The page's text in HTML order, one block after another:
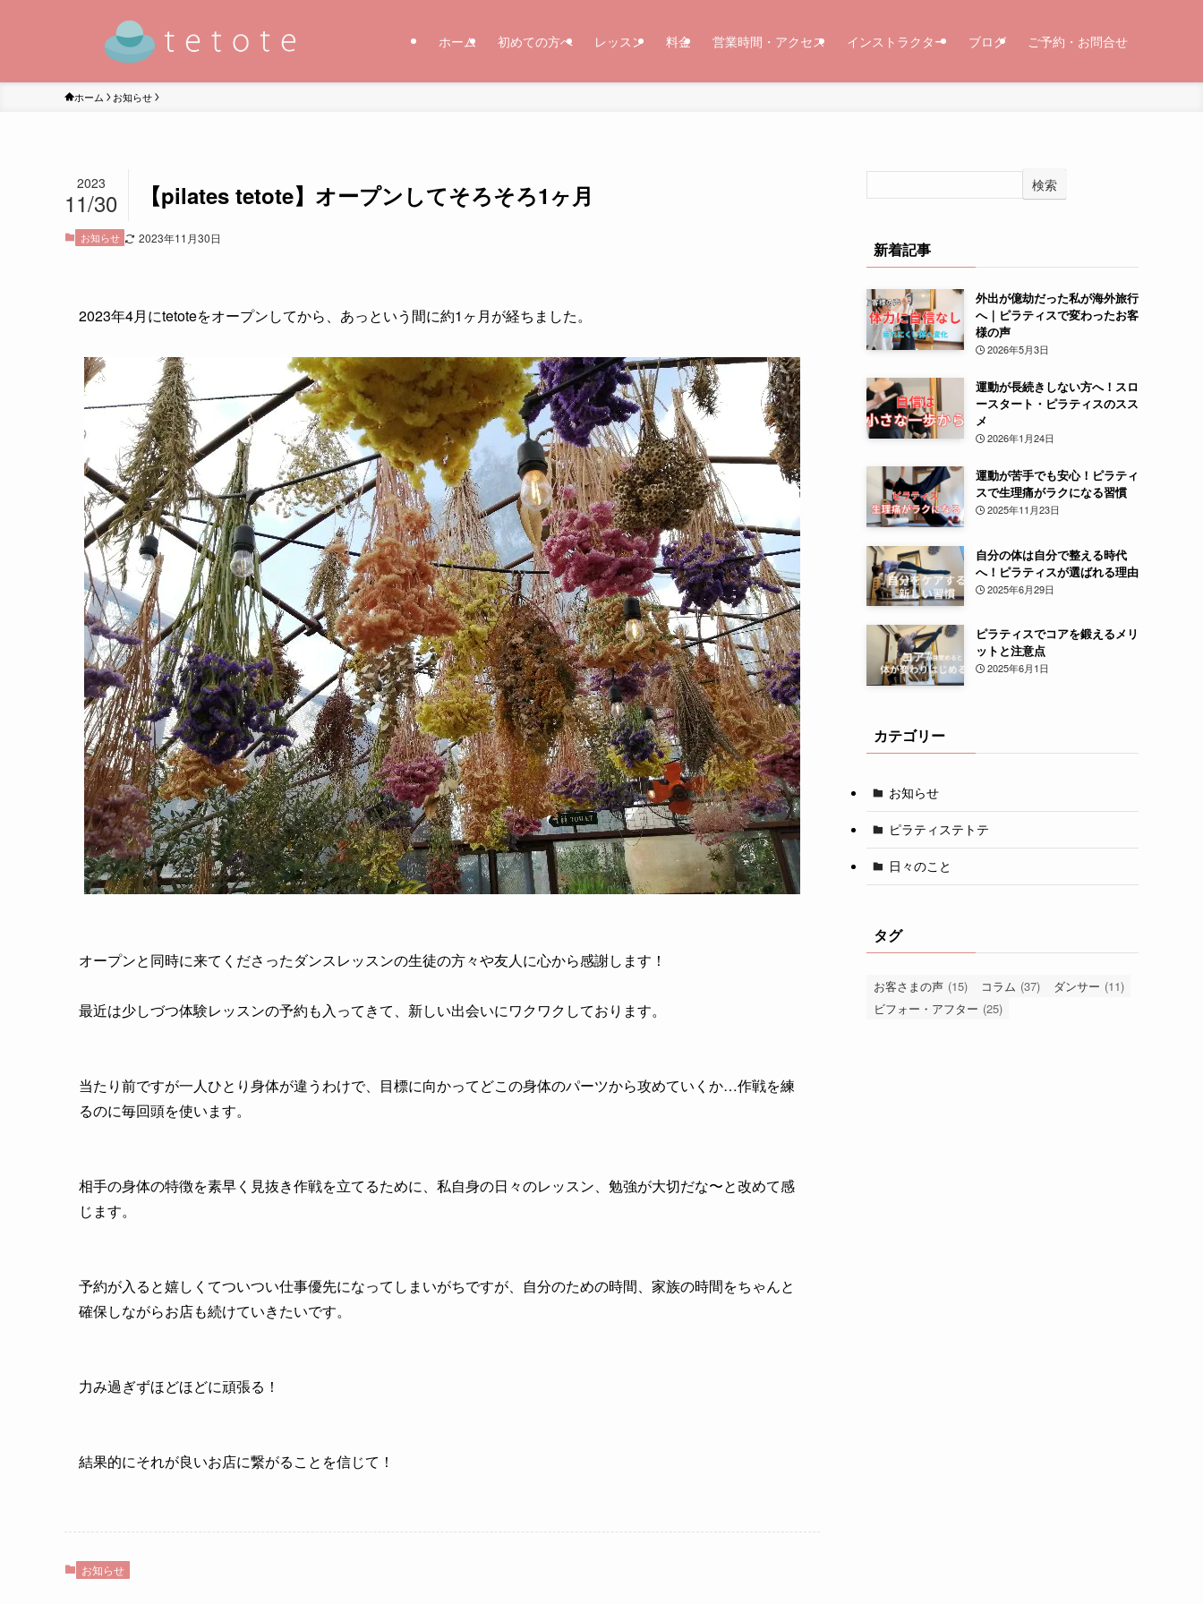
ホーム 初めての方へ レッスン 料金 営業時間・アクセス インストラクター ブログ ご予約・お問合せ
ホーム お知らせ
【pilates tetote】オープンしてそろそろ1ヶ月
2023
11/30
お知らせ 2023年11月30日
2023年4月にtetoteをオープンしてから、あっという間に約1ヶ月が経ちました。
オープンと同時に来てくださったダンスレッスンの生徒の方々や友人に心から感謝します！
最近は少しづつ体験レッスンの予約も入ってきて、新しい出会いにワクワクしております。
当たり前ですが一人ひとり身体が違うわけで、目標に向かってどこの身体のパーツから攻めていくか…作戦を練
るのに毎回頭を使います。
相手の身体の特徴を素早く見抜き作戦を立てるために、私自身の日々のレッスン、勉強が大切だな〜と改めて感
じます。
予約が入ると嬉しくてついつい仕事優先になってしまいがちですが、自分のための時間、家族の時間をちゃんと
確保しながらお店も続けていきたいです。
力み過ぎずほどほどに頑張る！
結果的にそれが良いお店に繋がることを信じて！
お知らせ
検索
新着記事
外出が億劫だった私が海外旅行
へ｜ピラティスで変わったお客
様の声
2026年5月3日
運動が長続きしない方へ！スロ
ースタート・ピラティスのスス
メ
2026年1月24日
運動が苦手でも安心！ピラティ
スで生理痛がラクになる習慣
2025年11月23日
自分の体は自分で整える時代
へ！ピラティスが選ばれる理由
2025年6月29日
ピラティスでコアを鍛えるメリ
ットと注意点
2025年6月1日
カテゴリー
お知らせ
ピラティステトテ
日々のこと
タグ
お客さまの声 (15) コラム (37) ダンサー (11)
ビフォー・アフター (25)